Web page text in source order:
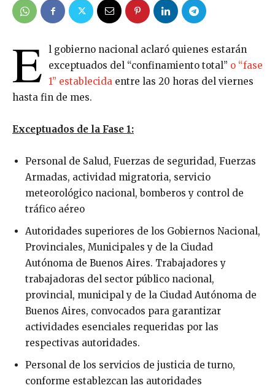
E l gobierno nacional aclaró quienes estarán
exceptuados del “confinamiento total” o “fase
1” establecida entre las 20 horas del viernes
hasta fin de mes.
Exceptuados de la Fase 1:
Personal de Salud, Fuerzas de seguridad, Fuerzas
Armadas, actividad migratoria, servicio
meteorológico nacional, bomberos y control de
tráfico aéreo
Autoridades superiores de los Gobiernos Nacional,
Provinciales, Municipales y de la Ciudad
Autónoma de Buenos Aires. Trabajadores y
trabajadoras del sector público nacional,
provincial, municipal y de la Ciudad Autónoma de
Buenos Aires, convocados para garantizar
actividades esenciales requeridas por las
respectivas autoridades.
Personal de los servicios de justicia de turno,
conforme establezcan las autoridades